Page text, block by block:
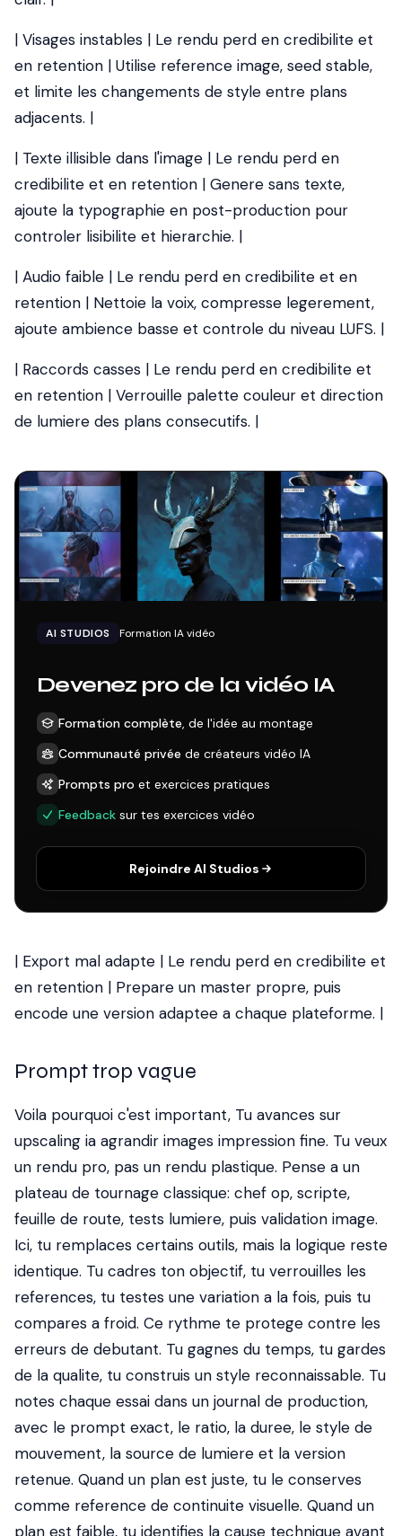
| Visages instables | Le rendu perd en credibilite et
en retention | Utilise reference image, seed stable,
et limite les changements de style entre plans
adjacents. |
| Texte illisible dans l'image | Le rendu perd en
credibilite et en retention | Genere sans texte,
ajoute la typographie en post-production pour
controler lisibilite et hierarchie. |
| Audio faible | Le rendu perd en credibilite et en
retention | Nettoie la voix, compresse legerement,
ajoute ambience basse et controle du niveau LUFS. |
| Raccords casses | Le rendu perd en credibilite et
en retention | Verrouille palette couleur et direction
de lumiere des plans consecutifs. |
AI STUDIOS Formation IA vidéo
Devenez pro de la vidéo IA
Formation complète, de l'idée au montage
Communauté privée de créateurs vidéo IA
Prompts pro et exercices pratiques
Feedback sur tes exercices vidéo
Rejoindre AI Studios
| Export mal adapte | Le rendu perd en credibilite et
en retention | Prepare un master propre, puis
encode une version adaptee a chaque plateforme. |
Prompt trop vague
Voila pourquoi c'est important, Tu avances sur
upscaling ia agrandir images impression fine. Tu veux
un rendu pro, pas un rendu plastique. Pense a un
plateau de tournage classique: chef op, scripte,
feuille de route, tests lumiere, puis validation image.
Ici, tu remplaces certains outils, mais la logique reste
identique. Tu cadres ton objectif, tu verrouilles les
references, tu testes une variation a la fois, puis tu
compares a froid. Ce rythme te protege contre les
erreurs de debutant. Tu gagnes du temps, tu gardes
de la qualite, tu construis un style reconnaissable. Tu
notes chaque essai dans un journal de production,
avec le prompt exact, le ratio, la duree, le style de
mouvement, la source de lumiere et la version
retenue. Quand un plan est juste, tu le conserves
comme reference de continuite visuelle. Quand un
plan est faible, tu identifies la cause technique avant